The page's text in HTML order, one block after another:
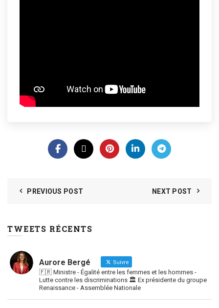
PREVIOUS POST NEXT POST
TWEETS RÉCENTS
Aurore Bergé Suivre
🇫🇷 Ministre - Égalité entre les femmes et les hommes -
Lutte contre les discriminations 🏛 Ex présidente du groupe
Renaissance - Assemblée Nationale